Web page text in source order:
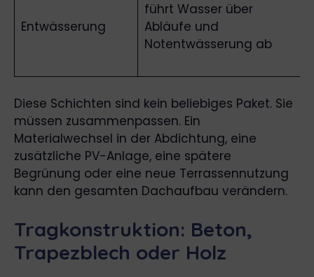
Entwässerung
führt Wasser über
Abläufe und
Notentwässerung ab
Diese Schichten sind kein beliebiges Paket. Sie
müssen zusammenpassen. Ein
Materialwechsel in der Abdichtung, eine
zusätzliche PV-Anlage, eine spätere
Begrünung oder eine neue Terrassennutzung
kann den gesamten Dachaufbau verändern.
Tragkonstruktion: Beton,
Trapezblech oder Holz